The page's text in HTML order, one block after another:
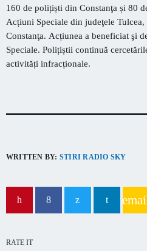
160 de polițiști din Constanţa și 80
Acțiuni Speciale din judeţele
Constanţa. Acțiunea a beneficiat şi
Speciale. Polițiștii continuă
activități infracționale.
WRITTEN BY: STIRI RADIO SKY
RATE IT